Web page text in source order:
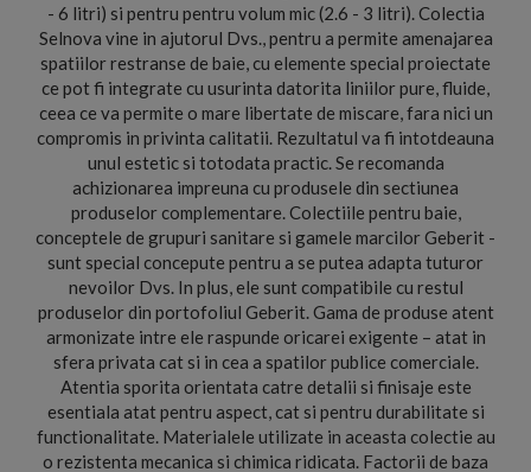
- 6 litri) si pentru pentru volum mic (2.6 - 3 litri). Colectia
Selnova vine in ajutorul Dvs., pentru a permite amenajarea
spatiilor restranse de baie, cu elemente special proiectate
ce pot fi integrate cu usurinta datorita liniilor pure, fluide,
ceea ce va permite o mare libertate de miscare, fara nici un
compromis in privinta calitatii. Rezultatul va fi intotdeauna
unul estetic si totodata practic. Se recomanda
achizionarea impreuna cu produsele din sectiunea
produselor complementare. Colectiile pentru baie,
conceptele de grupuri sanitare si gamele marcilor Geberit -
sunt special concepute pentru a se putea adapta tuturor
nevoilor Dvs. In plus, ele sunt compatibile cu restul
produselor din portofoliul Geberit. Gama de produse atent
armonizate intre ele raspunde oricarei exigente – atat in
sfera privata cat si in cea a spatilor publice comerciale.
Atentia sporita orientata catre detalii si finisaje este
esentiala atat pentru aspect, cat si pentru durabilitate si
functionalitate. Materialele utilizate in aceasta colectie au
o rezistenta mecanica si chimica ridicata. Factorii de baza